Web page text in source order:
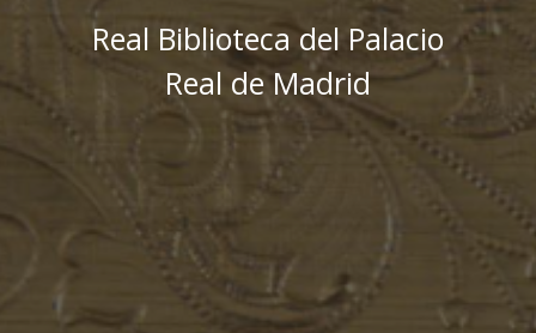
Real Biblioteca del Palacio
Real de Madrid